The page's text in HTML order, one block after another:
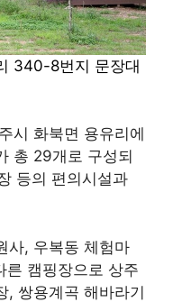
340-8번지 문장대
시 화북면 용유리에
총 29개로 구성되
등의 편의시설과
사, 우복동 체험마
른 캠핑장으로 상주
, 쌍용계곡 해바라기